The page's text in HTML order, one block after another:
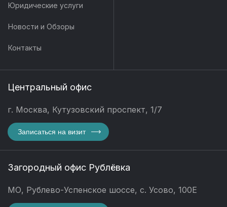
Юридические услуги
Новости и Обзоры
Контакты
Центральный офис
г. Москва, Кутузовский проспект, 1/7
Записаться на визит
Загородный офис Рублёвка
МО, Рублево-Успенское шоссе, с. Усово, 100Е